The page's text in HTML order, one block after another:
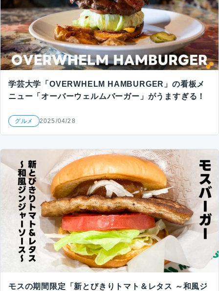
学芸大学「OVERWHELM HAMBURGER」の看板メ
ニュー「オーバーウェルムバーガー」がうますぎる！
グルメ 2025/04/28
モスの期間限定「新とびきりトマト＆レタス ～和風ジ